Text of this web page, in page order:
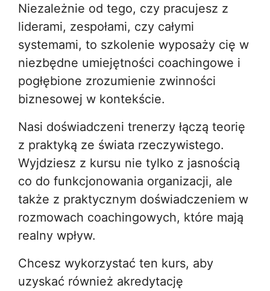
Niezależnie od tego, czy pracujesz z
liderami, zespołami, czy całymi
systemami, to szkolenie wyposaży cię w
niezbędne umiejętności coachingowe i
pogłębione zrozumienie zwinności
biznesowej w kontekście.
Nasi doświadczeni trenerzy łączą teorię
z praktyką ze świata rzeczywistego.
Wyjdziesz z kursu nie tylko z jasnością
co do funkcjonowania organizacji, ale
także z praktycznym doświadczeniem w
rozmowach coachingowych, które mają
realny wpływ.
Chcesz wykorzystać ten kurs, aby
uzyskać również akredytację